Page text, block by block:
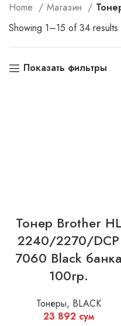
Home Магазин
Showing 1–15 of 34 results
Показать фильтры
Тонер Brother HL
2240/2270/DCP
7060 Black банка
100гр.
Тонеры, BLACK
23 892 сум